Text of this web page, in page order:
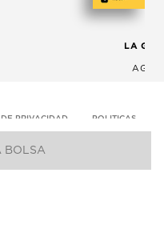
BOLSA
LA
PRIVACIDAD POLITICAS